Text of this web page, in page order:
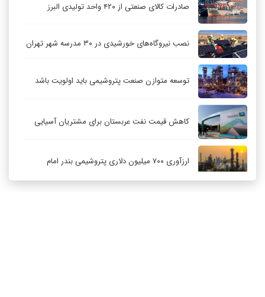
صادرات کالای صنعتی از ۴۲۰ واحد تولیدی البرز
نصب نیروگاه‌های خورشیدی در ۳۰ مدرسه شهر تهران
توسعه متوازن صنعت پتروشیمی باید اولویت باشد
کاهش قیمت نفت عربستان برای مشتریان آسیایی
ارزآوری ۷۰۰ میلیون دلاری پتروشیمی بندر امام